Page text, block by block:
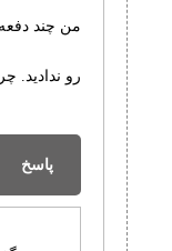
من چند
رو ندادید.
پاسخ